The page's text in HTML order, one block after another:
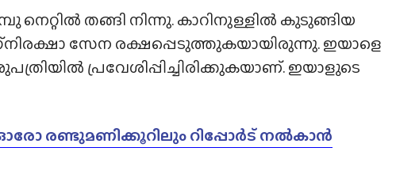
നെറ്റിൽ തങ്ങി നിന്നു. കാറിനുള്ളിൽ കുടുങ്ങിയ
സേന രക്ഷപ്പെടുത്തുകയായിരുന്നു. ഇയാളെ
പ്രവേശിപ്പിച്ചിരിക്കുകയാണ്. ഇയാളുടെ
ഓരോ രണ്ടുമണിക്കൂറിലും റിപ്പോർട് നൽകാൻ